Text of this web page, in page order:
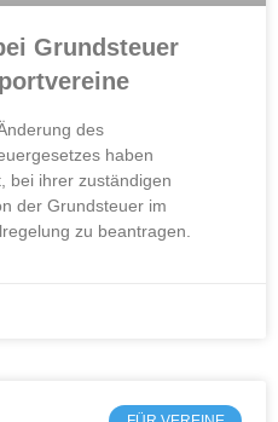
Grundsteuer
des
haben
bei ihrer zuständigen
der Grundsteuer im
zu beantragen.